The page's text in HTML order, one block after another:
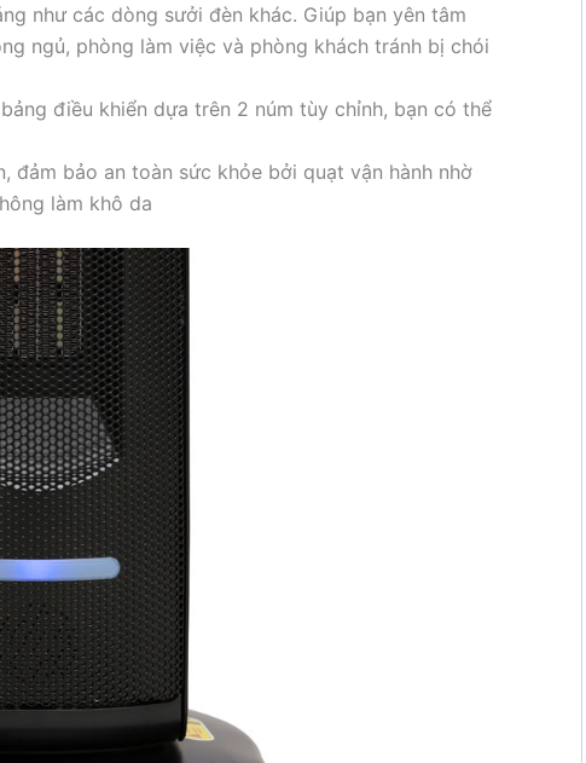
như các dòng sưởi đèn khác. Giúp bạn yên tâm
ngủ, phòng làm việc và phòng khách tránh bị chói
điều khiển dựa trên 2 núm tùy chỉnh, bạn có thể
đảm bảo an toàn sức khỏe bởi quạt vận hành nhờ
làm khô da